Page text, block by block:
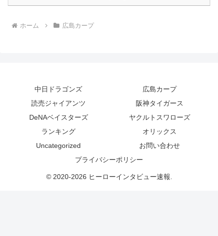
ホーム 広島カープ
中日ドラゴンズ
広島カープ
読売ジャイアンツ
阪神タイガース
DeNAベイスターズ
ヤクルトスワローズ
ランキング
オリックス
Uncategorized
お問い合わせ
プライバシーポリシー
© 2020-2026 ヒーローインタビュー速報.